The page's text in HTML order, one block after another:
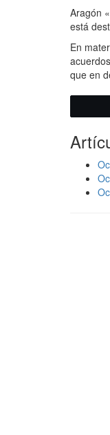
Aragón
está
En
que en